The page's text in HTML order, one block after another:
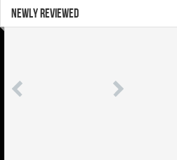
NEWLY REVIEWED